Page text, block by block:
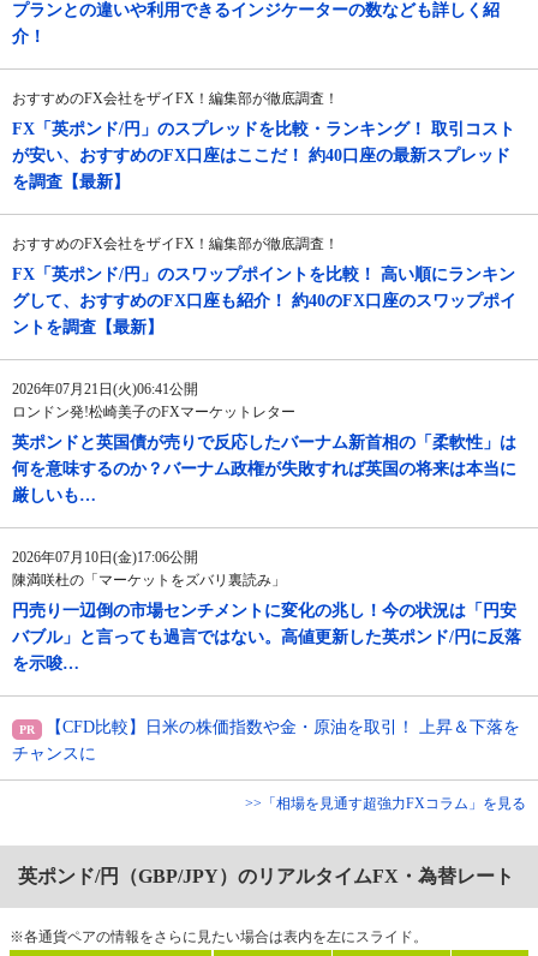
プランとの違いや利用できるインジケーターの数なども詳しく紹
介！
おすすめのFX会社をザイFX！編集部が徹底調査！
FX「英ポンド/円」のスプレッドを比較・ランキング！ 取引コスト
が安い、おすすめのFX口座はここだ！ 約40口座の最新スプレッド
を調査【最新】
おすすめのFX会社をザイFX！編集部が徹底調査！
FX「英ポンド/円」のスワップポイントを比較！ 高い順にランキン
グして、おすすめのFX口座も紹介！ 約40のFX口座のスワップポイ
ントを調査【最新】
2026年07月21日(火)06:41公開
ロンドン発!松崎美子のFXマーケットレター
英ポンドと英国債が売りで反応したバーナム新首相の「柔軟性」は
何を意味するのか？バーナム政権が失敗すれば英国の将来は本当に
厳しいも…
2026年07月10日(金)17:06公開
陳満咲杜の「マーケットをズバリ裏読み」
円売り一辺倒の市場センチメントに変化の兆し！今の状況は「円安
バブル」と言っても過言ではない。高値更新した英ポンド/円に反落
を示唆…
【CFD比較】日米の株価指数や金・原油を取引！ 上昇＆下落を
チャンスに
>>「相場を見通す超強力FXコラム」を見る
英ポンド/円（GBP/JPY）のリアルタイムFX・為替レート
※各通貨ペアの情報をさらに見たい場合は表内を左にスライド。